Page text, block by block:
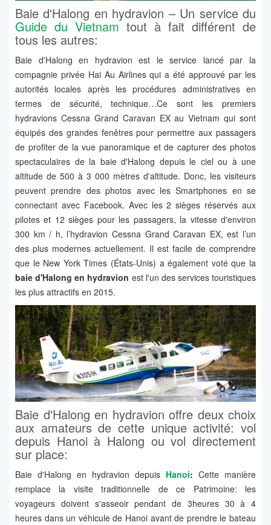
Baie d'Halong en hydravion – Un service du
Guide du Vietnamtout à fait différent de
tous les autres:
Baie d'Halong en hydravion est le service lancé par la
compagnie privée Hai Au Airlines qui a été approuvé par les
autorités locales après les procédures administratives en
termes de sécurité, technique…Ce sont les premiers
hydravions Cessna Grand Caravan EX au Vietnam qui sont
équipés des grandes fenêtres pour permettre aux passagers
de profiter de la vue panoramique et de capturer des photos
spectaculaires de la baie d'Halong depuis le ciel ou à une
altitude de 500 à 3 000 mètres d'altitude. Donc, les visiteurs
peuvent prendre des photos avec les Smartphones en se
connectant avec Facebook. Avec les 2 sièges réservés aux
pilotes et 12 sièges pour les passagers, la vitesse d'environ
300 km / h, l’hydravion Cessna Grand Caravan EX, est l’un
des plus modernes actuellement. Il est facile de comprendre
que le New York Times (États-Unis) a également voté que la
baie d'Halong en hydravion est l'un des services touristiques
les plus attractifs en 2015.
Baie d'Halong en hydravion offre deux choix
aux amateurs de cette unique activité: vol
depuis Hanoi à Halong ou vol directement
sur place:
Baie d'Halong en hydravion depuis Hanoi: Cette manière
remplace la visite traditionnelle de ce Patrimoine: les
voyageurs doivent s'asseoir pendant de 3heures 30 à 4
heures dans un véhicule de Hanoi avant de prendre le bateau